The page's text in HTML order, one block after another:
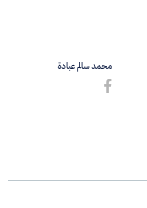
محمد سالم عبادة